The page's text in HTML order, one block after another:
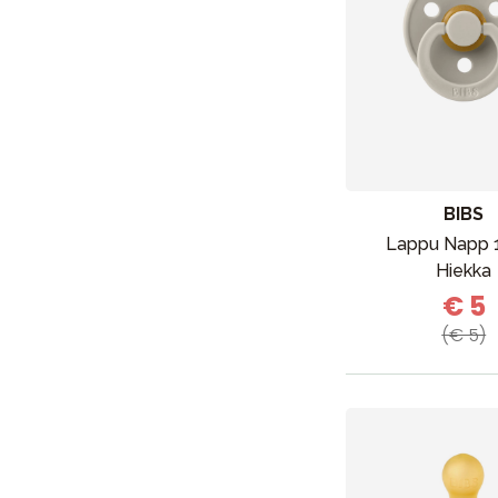
BIBS
Lappu Napp
Hiekka
€ 5
(€ 5)